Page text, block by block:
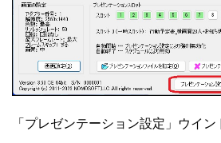
「プレゼンテーション設定」ウイン